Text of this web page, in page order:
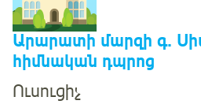
Արարատի մարզի գ.
հիմնական դպրոց
Ուսուցիչ